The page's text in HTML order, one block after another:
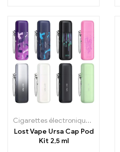
Cigarettes électroniques jetables
Lost Vape Ursa Cap Pod
Kit 2,5 ml